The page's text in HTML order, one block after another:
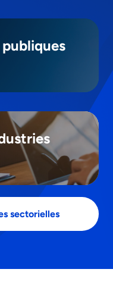
sectorielles